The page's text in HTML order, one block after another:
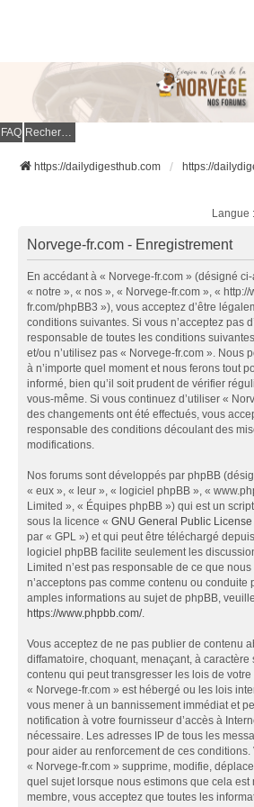
FAQ Rechercher
https://dailydigesthub.com https://
Langue :
Norvege-fr.com - Enregistrement
En accédant à « Norvege-fr.com » (désigné
« notre », « nos », « Norvege-fr.com », «
fr.com/phpBB3 »), vous acceptez d’être
conditions suivantes. Si vous n’acceptez pas
responsable de toutes les conditions
et/ou n’utilisez pas « Norvege-fr.com ». Nous
à n’importe quel moment et nous ferons tout
informé, bien qu’il soit prudent de vérifier
vous-même. Si vous continuez d’utiliser «
des changements ont été effectués, vous
responsable des conditions découlant des
modifications.
Nos forums sont développés par phpBB
« eux », « leur », « logiciel phpBB », «
Limited », « Équipes phpBB ») qui est un
sous la licence « GNU General Public License
par « GPL ») et qui peut être téléchargé depuis
logiciel phpBB facilite seulement les
Limited n’est pas responsable de ce que
n’acceptons pas comme contenu ou conduite
amples informations au sujet de phpBB,
https://www.phpbb.com/.
Vous acceptez de ne pas publier de contenu
diffamatoire, choquant, menaçant, à caractère
contenu qui peut transgresser les lois de votre
« Norvege-fr.com » est hébergé ou les lois
vous mener à un bannissement immédiat et
notification à votre fournisseur d’accès à
nécessaire. Les adresses IP de tous les
pour aider au renforcement de ces conditions.
« Norvege-fr.com » supprime, modifie,
quel sujet lorsque nous estimons que cela est
membre, vous acceptez que toutes les